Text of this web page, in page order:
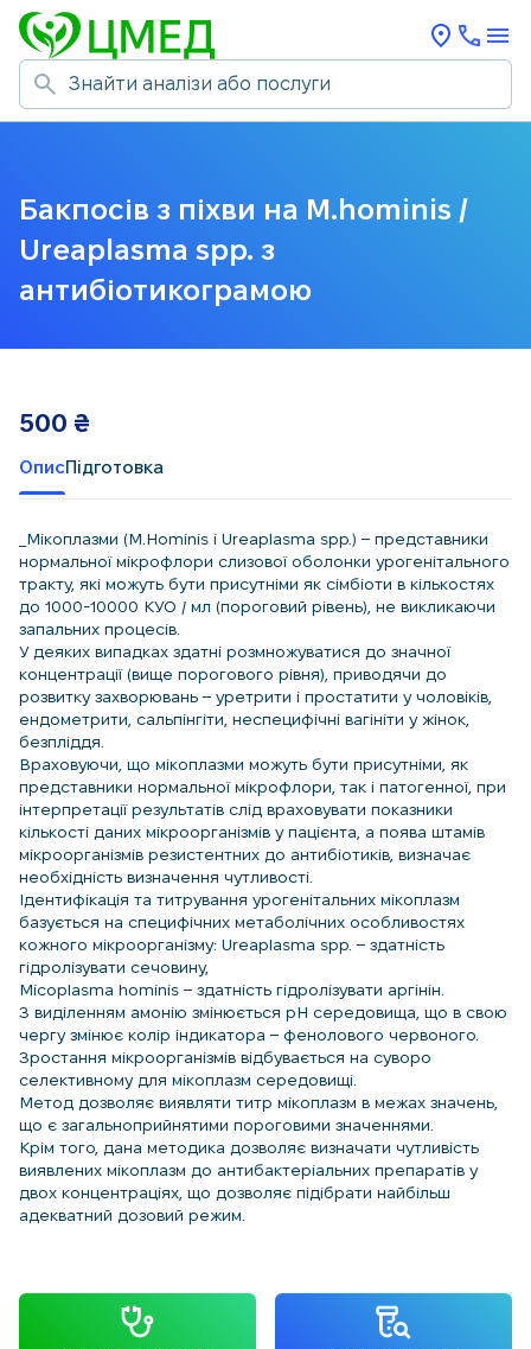
Бакпосів з піхви на M.hominis /
Ureaplasma spp. з
антибіотикограмою
ОписПідготовка
_Мікоплазми (M.Hominis і Ureaplasma spp.) – представники
нормальної мікрофлори слизової оболонки урогенітального
тракту, які можуть бути присутніми як сімбіоти в кількостях
до 1000-10000 КУО / мл (пороговий рівень), не викликаючи
запальних процесів.
У деяких випадках здатні розмножуватися до значної
концентрації (вище порогового рівня), приводячи до
розвитку захворювань – уретрити і простатити у чоловіків,
ендометрити, сальпінгіти, неспецифічні вагініти у жінок,
безпліддя.
Враховуючи, що мікоплазми можуть бути присутніми, як
представники нормальної мікрофлори, так і патогенної, при
інтерпретації результатів слід враховувати показники
кількості даних мікроорганізмів у пацієнта, а поява штамів
мікроорганізмів резистентних до антибіотиків, визначає
необхідність визначення чутливості.
Ідентифікація та титрування урогенітальних мікоплазм
базується на специфічних метаболічних особливостях
кожного мікроорганізму: Ureaplasma spp. – здатність
гідролізувати сечовину,
Micoplasma hominis – здатність гідролізувати аргінін.
З виділенням амонію змінюється рН середовища, що в свою
чергу змінює колір індикатора – фенолового червоного.
Зростання мікроорганізмів відбувається на суворо
селективному для мікоплазм середовищі.
Метод дозволяє виявляти титр мікоплазм в межах значень,
що є загальноприйнятими пороговими значеннями.
Крім того, дана методика дозволяє визначати чутливість
виявлених мікоплазм до антибактеріальних препаратів у
двох концентраціях, що дозволяє підібрати найбільш
адекватний дозовий режим.
500 ₴